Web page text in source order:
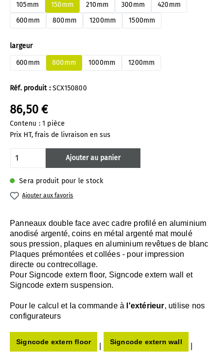
Réf. produit :SCX150800
86,50 €
Contenu : 1 pièce
Prix HT, frais de livraison en sus
Sera produit pour le stock
105mm
150mm 210mm 300mm
420mm
600mm
800mm 1200mm 1500mm
Sélectionnez
largeur
600mm
800mm 1000mm 1200mm
Quantité de produit : Entrez la quantité
Ajouter au panier
Ajouter aux favoris
Panneaux double face avec cadre profilé en aluminium
anodisé argenté, coins en métal argenté mat moulé
sous pression, plaques en aluminium revêtues de blanc
Plaques prémontées et collées - pour impression
directe ou contrecollage.
Pour Signcode extern floor, Signcode extern wall et
Signcode extern suspension.
Pour le calcul et la commande à l'extérieur, utilise nos
configurateurs
Signcode extern floor Signcode extern wall